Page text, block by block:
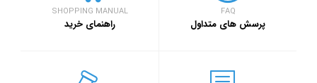
SHOPPING MANUAL
راهنمای خرید
FAQ
پرسش های متداول